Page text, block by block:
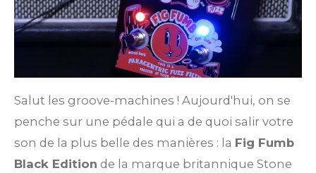
Salut les groove-machines ! Aujourd'hui, on se
penche sur une pédale qui a de quoi salir votre
son de la plus belle des manières : la Fig Fumb
Black Edition de la marque britannique Stone